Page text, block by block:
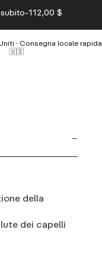
-112,00 $
· Consegna locale rapida
🇺🇸
della
dei capelli